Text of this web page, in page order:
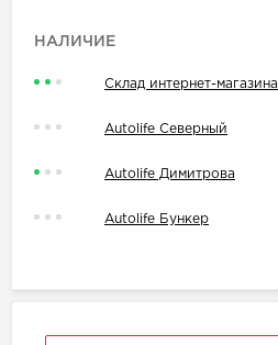
НАЛИЧИЕ
Склад интернет-магазина
Autolife Северный
Autolife Димитрова
Autolife Бункер